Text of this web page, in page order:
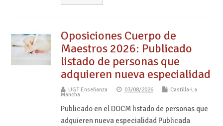
Oposiciones Cuerpo de
Maestros 2026: Publicado
listado de personas que
adquieren nueva especialidad
UGT Enseñanza 03/08/2026 Castilla-La
Mancha
Publicado en el DOCM listado de personas que
adquieren nueva especialidad Publicada